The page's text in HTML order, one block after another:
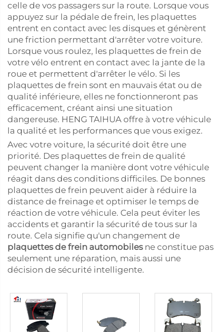
celle de vos passagers sur la route. Lorsque vous
appuyez sur la pédale de frein, les plaquettes
entrent en contact avec les disques et génèrent
une friction permettant d'arrêter votre voiture.
Lorsque vous roulez, les plaquettes de frein de
votre vélo entrent en contact avec la jante de la
roue et permettent d'arrêter le vélo. Si les
plaquettes de frein sont en mauvais état ou de
qualité inférieure, elles ne fonctionneront pas
efficacement, créant ainsi une situation
dangereuse. HENG TAIHUA offre à votre véhicule
la qualité et les performances que vous exigez.
Avec votre voiture, la sécurité doit être une
priorité. Des plaquettes de frein de qualité
peuvent changer la manière dont votre véhicule
réagit dans des conditions difficiles. De bonnes
plaquettes de frein peuvent aider à réduire la
distance de freinage et optimiser le temps de
réaction de votre véhicule. Cela peut éviter les
accidents et garantir la sécurité de tous sur la
route. Cela signifie qu'un changement de
plaquettes de frein automobiles ne constitue pas
seulement une réparation, mais aussi une
décision de sécurité intelligente.